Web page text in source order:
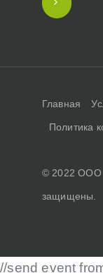
Главная
Политика
© 2022 ООО
защищены.
//send event